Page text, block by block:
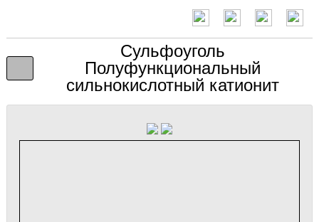
Сульфоуголь
Полуфункциональный
сильнокислотный катионит